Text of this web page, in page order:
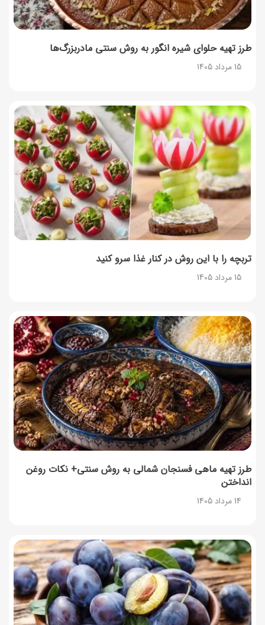
طرز تهیه حلوای شیره انگور به روش سنتی مادربزرگ‌ها
15 مرداد 1405
تربچه را با این روش در کنار غذا سرو کنید
15 مرداد 1405
طرز تهیه ماهی فسنجان شمالی به روش سنتی+ نکات روغن
انداختن
14 مرداد 1405
طرز تهیه پنکیک با شیره انگور؛ صبحانه‌ای سالم و انرژی‌بخش
14 مرداد 1405
طرز تهیه پش ملبا (پیچ ملبا)؛ دسر کلاسیک هلو و بستنی
13 مرداد 1405
طرز تهیه حلوای بحرینی؛ دسر سنتی خاورمیانه‌ای
13 مرداد 1405